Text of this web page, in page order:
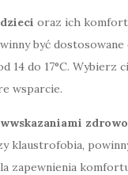
oraz ich komfort
być
14 do 17°C. Wybierz
wsparcie.
klaustrofobia,
zapewnienia